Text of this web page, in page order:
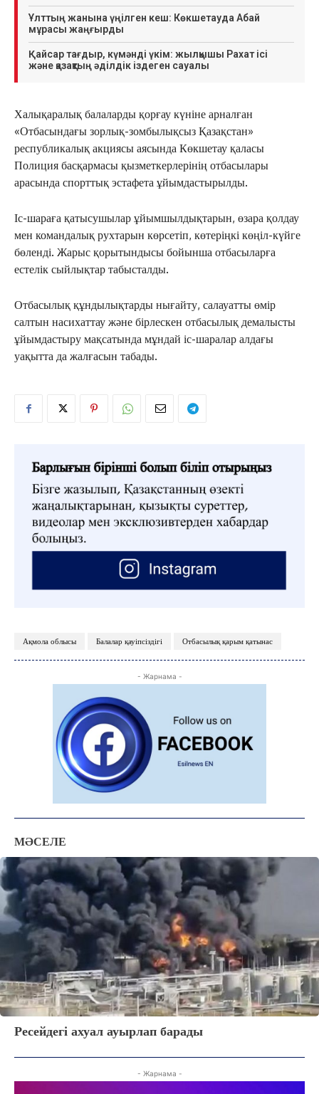
КӨЗҚАРАС
Ұлттың жанына үңілген кеш: Көкшетауда Абай
мұрасы жаңғырды
Қайсар тағдыр, күмәнді үкім: жылқышы Рахат ісі
және қазақтың әділдік іздеген сауалы
Халықаралық балаларды қорғау күніне арналған
«Отбасындағы зорлық-зомбылықсыз Қазақстан»
республикалық акциясы аясында Көкшетау қаласы
Полиция басқармасы қызметкерлерінің отбасылары
арасында спорттық эстафета ұйымдастырылды.
Іс-шараға қатысушылар ұйымшылдықтарын, өзара қолдау
мен командалық рухтарын көрсетіп, көтеріңкі көңіл-күйге
бөленді. Жарыс қорытындысы бойынша отбасыларға
естелік сыйлықтар табысталды.
Отбасылық құндылықтарды нығайту, салауатты өмір
салтын насихаттау және бірлескен отбасылық демалысты
ұйымдастыру мақсатында мұндай іс-шаралар алдағы
уақытта да жалғасын табады.
Ақмола облысы Балалар қауіпсіздігі Отбасылық қарым қатынас
- Жарнама -
МӘСЕЛЕ
Ресейдегі ахуал ауырлап барады
- Жарнама -